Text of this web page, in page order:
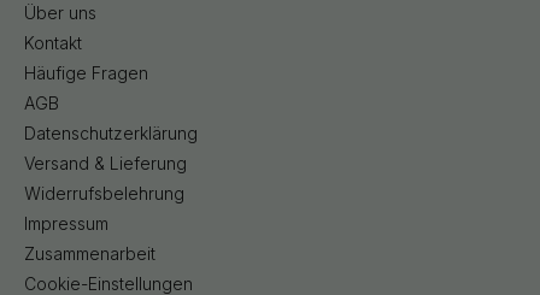
Über uns
Kontakt
Häufige Fragen
AGB
Datenschutzerklärung
Versand & Lieferung
Widerrufsbelehrung
Impressum
Zusammenarbeit
Cookie-Einstellungen